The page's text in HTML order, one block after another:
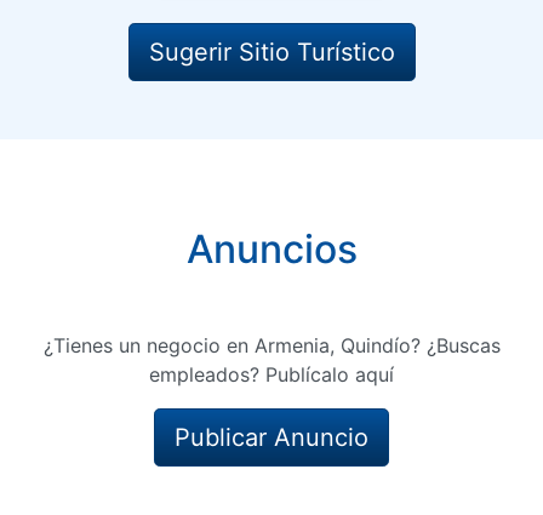
Sugerir Sitio Turístico
Anuncios
¿Tienes un negocio en Armenia, Quindío? ¿Buscas
empleados? Publícalo aquí
Publicar Anuncio